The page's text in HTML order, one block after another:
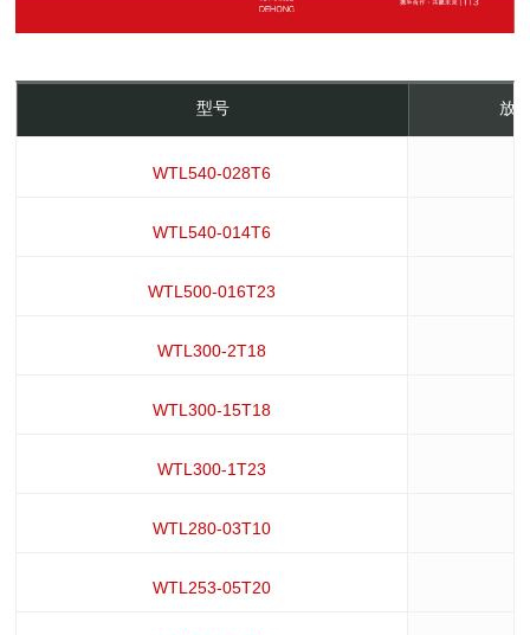
型号 放
WTL540-028T6
WTL540-014T6
WTL500-016T23
WTL300-2T18
WTL300-15T18
WTL300-1T23
WTL280-03T10
WTL253-05T20